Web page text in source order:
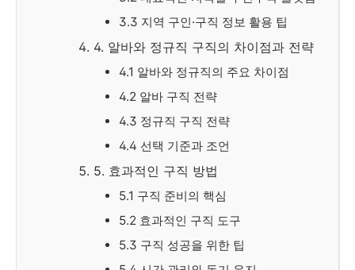
3.3 지역 구인·구직 정보 활용 팁
4. 알바와 정규직 구직의 차이점과 전략
4.1 알바와 정규직의 주요 차이점
4.2 알바 구직 전략
4.3 정규직 구직 전략
4.4 선택 기준과 조언
5. 효과적인 구직 방법
5.1 구직 준비의 핵심
5.2 효과적인 구직 도구
5.3 구직 성공을 위한 팁